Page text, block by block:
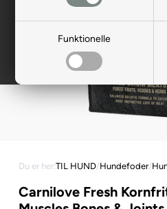
Funktionelle
Du er her:TIL HUND/Hundefoder/
Carnilove Fresh